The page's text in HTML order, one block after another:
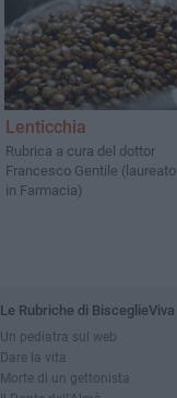
Lenticchia
Rubrica a cura del dottor
Francesco Gentile (laureato
in Farmacia)
Le Rubriche di BisceglieViva
Un pediatra sul web
Dare la vita
Morte di un gettonista